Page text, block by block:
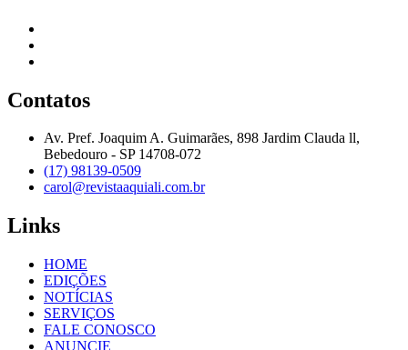
Contatos
Av. Pref. Joaquim A. Guimarães, 898 Jardim Clauda ll,
Bebedouro - SP 14708-072
(17) 98139-0509
carol@revistaaquiali.com.br
Links
HOME
EDIÇÕES
NOTÍCIAS
SERVIÇOS
FALE CONOSCO
ANUNCIE